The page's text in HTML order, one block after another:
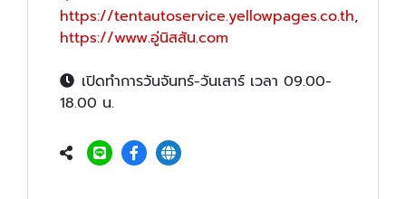
https://tentautoservice.yellowpages.co.th,
https://www.อู่นิสสัน.com
เปิดทำการวันจันทร์-วันเสาร์ เวลา 09.00-
18.00 น.